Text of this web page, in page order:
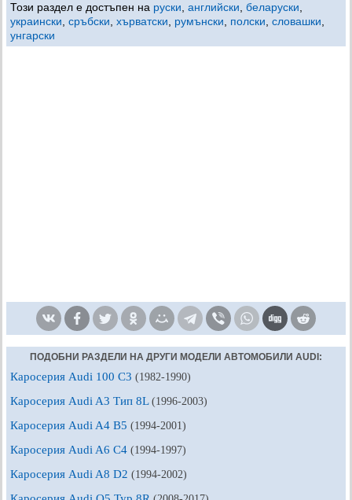
Този раздел е достъпен на руски английски беларуски
украински сръбски хърватски румънски полски словашки
унгарски
ПОДОБНИ РАЗДЕЛИ НА ДРУГИ МОДЕЛИ АВТОМОБИЛИ AUDI:
Каросерия Audi 100 C3 (1982-1990)
Каросерия Audi A3 Тип 8L (1996-2003)
Каросерия Audi A4 B5 (1994-2001)
Каросерия Audi A6 C4 (1994-1997)
Каросерия Audi A8 D2 (1994-2002)